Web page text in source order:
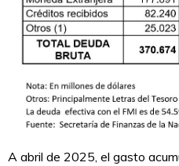
A abril de 2025, el gasto